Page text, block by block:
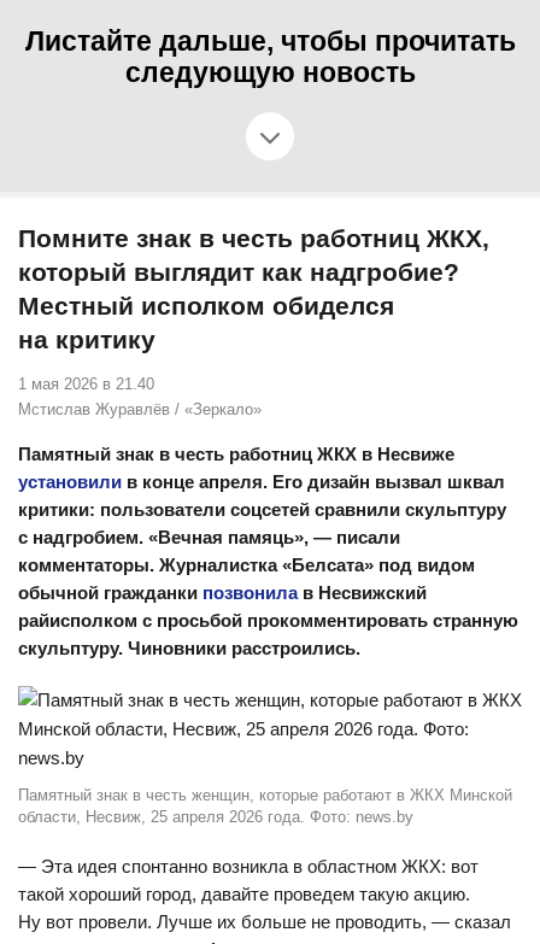
Листайте дальше, чтобы прочитать
следующую новость